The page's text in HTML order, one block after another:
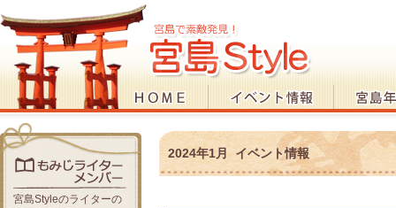
2024年1月 イベント情報
宮島Styleのライターの